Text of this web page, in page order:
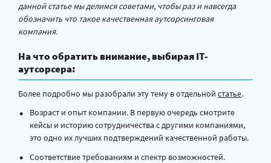
данной статье мы делимся советами, чтобы раз и навсегда
обозначить что такое качественная аутсорсинговая
компания.
На что обратить внимание, выбирая IT-
аутсорсера:
Более подробно мы разобрали эту тему в отдельной статье.
Возраст и опыт компании. В первую очередь смотрите
кейсы и историю сотрудничества с другими компаниями,
это одно их лучших подтверждений качественной работы.
Соответствие требованиям и спектр возможностей.